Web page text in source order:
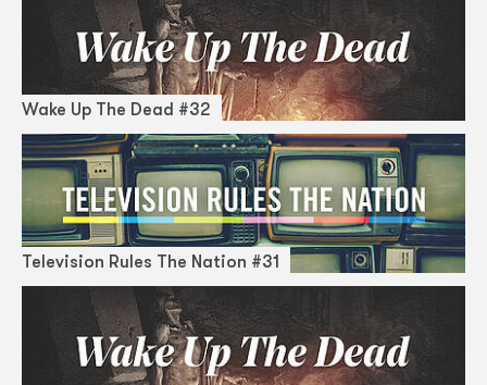
Wake Up The Dead #32
Television Rules The Nation #31